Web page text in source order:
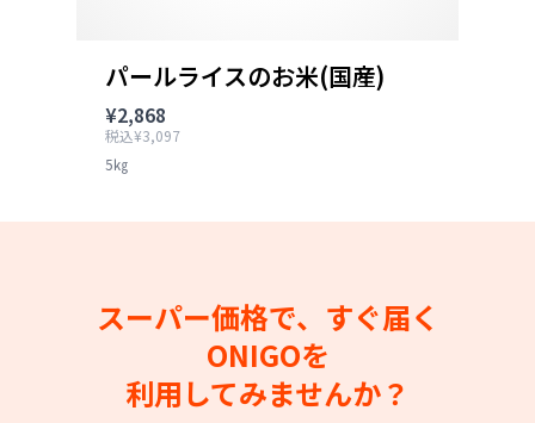
パールライスのお米(国産)
¥2,868
税込¥3,097
5㎏
スーパー価格で、すぐ届く
ONIGOを
利用してみませんか？